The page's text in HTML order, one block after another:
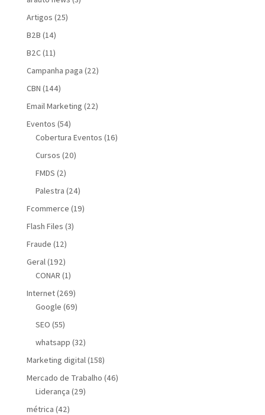
Artigos (25)
B2B (14)
B2C(11)
Campanha paga (22)
CBN (144)
Email Marketing (22)
Eventos (54)
Cobertura Eventos (16)
Cursos (20)
FMDS (2)
Palestra (24)
Fcommerce (19)
Flash Files (3)
Fraude (12)
Geral(192)
CONAR (1)
Internet(269)
Google (69)
SEO (55)
whatsapp (32)
Marketing digital(158)
Mercado de Trabalho (46)
Liderança (29)
métrica (42)